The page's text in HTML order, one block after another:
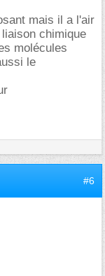
mais il a l'air
chimique
molécules
le
#6